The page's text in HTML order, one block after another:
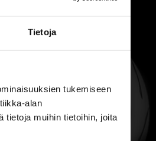
Tietoja
tukemiseen
alan
tietoja muihin tietoihin, joita